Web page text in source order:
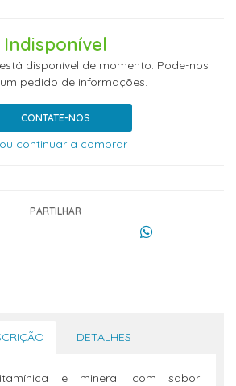
Indisponível
disponível de momento. Pode-nos
pedido de informações.
CONTATE-NOS
continuar a comprar
PARTILHAR
DETALHES
e mineral com sabor